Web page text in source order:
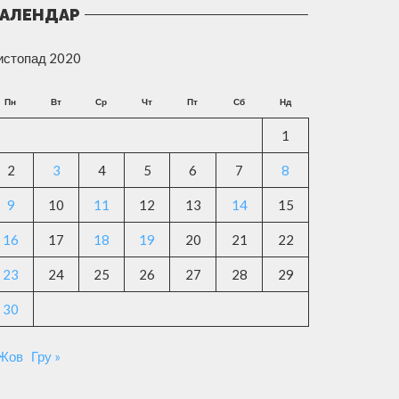
2020
Пн Вт Ср Чт Пт Сб Нд
1
2 3 4 5 6 7 8
9 10 11 12 13 14 15
16 17 18 19 20 21 22
23 24 25 26 27 28 29
30
Гру »